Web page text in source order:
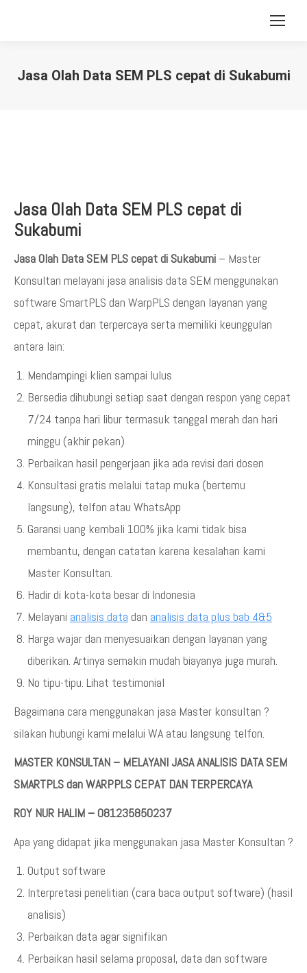
Jasa Olah Data SEM PLS cepat di Sukabumi
Jasa Olah Data SEM PLS cepat di
Sukabumi
Jasa Olah Data SEM PLS cepat di Sukabumi – Master
Konsultan melayani jasa analisis data SEM menggunakan
software SmartPLS dan WarpPLS dengan layanan yang
cepat, akurat dan terpercaya serta memiliki keunggulan
antara lain:
Mendampingi klien sampai lulus
Bersedia dihubungi setiap saat dengan respon yang cepat
7/24 tanpa hari libur termasuk tanggal merah dan hari
minggu (akhir pekan)
Perbaikan hasil pengerjaan jika ada revisi dari dosen
Konsultasi gratis melalui tatap muka (bertemu
langsung), telfon atau WhatsApp
Garansi uang kembali 100% jika kami tidak bisa
membantu, dengan catatan karena kesalahan kami
Master Konsultan.
Hadir di kota-kota besar di Indonesia
Melayani analisis data dan analisis data plus bab 4&5
Harga wajar dan menyesuaikan dengan layanan yang
diberikan. Artinya semakin mudah biayanya juga murah.
No tipu-tipu. Lihat testimonial
Bagaimana cara menggunakan jasa Master konsultan ?
silakan hubungi kami melalui WA atau langsung telfon.
MASTER KONSULTAN – MELAYANI JASA ANALISIS DATA SEM
SMARTPLS dan WARPPLS CEPAT DAN TERPERCAYA
ROY NUR HALIM – 081235850237
Apa yang didapat jika menggunakan jasa Master Konsultan ?
Output software
Interpretasi penelitian (cara baca output software) (hasil
analisis)
Perbaikan data agar signifikan
Perbaikan hasil selama proposal, data dan software